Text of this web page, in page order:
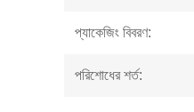
প্যাকেজিং বিবরণ:
পরিশোধের শর্ত: